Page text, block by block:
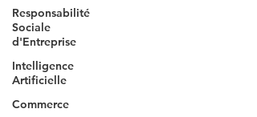
Responsabilité
Sociale
d'Entreprise
Intelligence
Artificielle
Commerce